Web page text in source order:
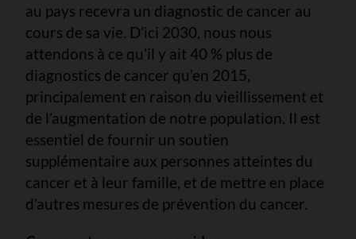
au pays recevra un diagnostic de cancer au
cours de sa vie. D’ici 2030, nous nous
attendons à ce qu’il y ait 40 % plus de
diagnostics de cancer qu’en 2015,
principalement en raison du vieillissement et
de l’augmentation de notre population. Il est
essentiel de fournir un soutien
supplémentaire aux personnes atteintes du
cancer et à leur famille, et de mettre en place
d’autres mesures de prévention du cancer.